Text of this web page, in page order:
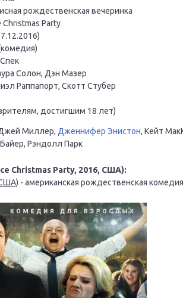
рождественская вечеринка
Party
Солон, Дэн Мазер
Раппапорт, Скотт Стубер
достигшим 18 лет)
Миллер, Дженнифер Энистон, Кейт
Рэндолл Парк
Christmas Party, 2016, США):
- американская рождественская